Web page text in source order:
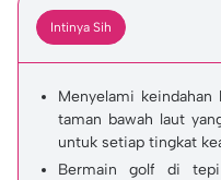
Intinya Sih
Menyelami
taman bawah laut
untuk setiap tingkat
Bermain golf di